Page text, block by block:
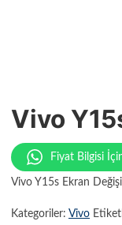
Vivo
Fiyat Bilgisi İçin
Vivo Y15s Ekran
Kategoriler: Vivo